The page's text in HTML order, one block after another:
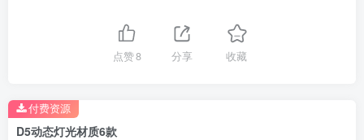
点赞8 分享 收藏
D5动态灯光材质6款
付费资源